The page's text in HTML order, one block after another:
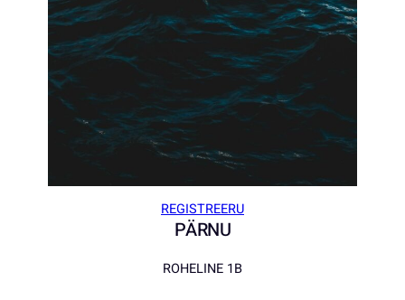
REGISTREERU
PÄRNU
ROHELINE 1B